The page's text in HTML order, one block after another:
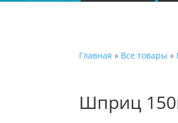
Главная » Все товары »
Шприц